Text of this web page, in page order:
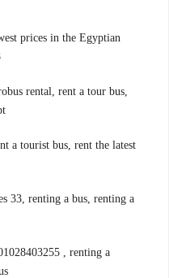
prices in the Egyptian
rental, rent a tour bus,
a tourist bus, rent the latest
33, renting a bus, renting a
, renting a